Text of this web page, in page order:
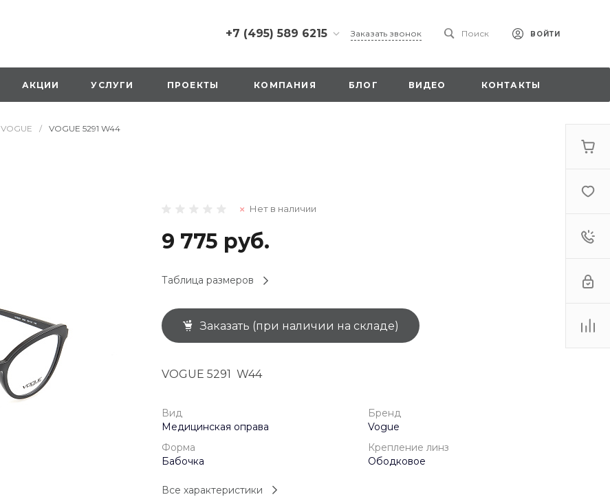
+7 (495) 589 6215
+7 (495) 589 6215
г. Москва, Русаковская
ул., д.1, вход с улицы со
стороны ТТК
г. Москва,
оранжевая вывеска
напротив «Перекрестка»
на 1 этаже
1 мая: 10:00-19:00
+7 (926) 092 4274
г. Королёв, пр-т
(0-9)
1 мая: 10:00-19:00
9 мая: 10:00-19:00
Заказать звонок Поиск ВОЙТИ
АКЦИИ УСЛУГИ ПРОЕКТЫ КОМПАНИЯ БЛОГ ВИДЕО КОНТАКТЫ
VOGUE / VOGUE 5291 W44
Нет в наличии
9 775 руб.
Таблица размеров
Заказать (при наличии на складе)
VOGUE 5291 W44
Вид
Медицинская оправа
Бренд
Vogue
Форма
Бабочка
Крепление линз
Ободковое
Все характеристики